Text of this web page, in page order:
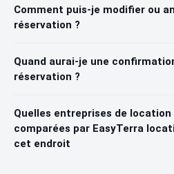
Comment puis-je modifier ou
réservation ?
Quand aurai-je une
réservation ?
Quelles entreprises de
comparées par EasyTerra
cet endroit